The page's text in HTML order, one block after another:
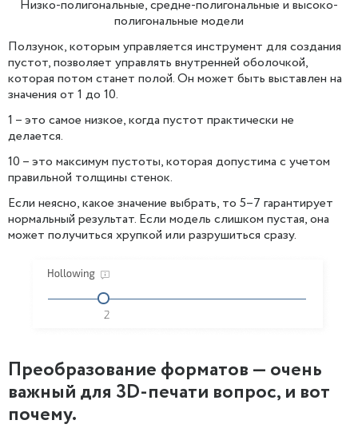
Низко-полигональные, средне-полигональные и высоко-
полигональные модели
Ползунок, которым управляется инструмент для создания
пустот, позволяет управлять внутренней оболочкой,
которая потом станет полой. Он может быть выставлен на
значения от 1 до 10.
1 – это самое низкое, когда пустот практически не
делается.
10 – это максимум пустоты, которая допустима с учетом
правильной толщины стенок.
Если неясно, какое значение выбрать, то 5–7 гарантирует
нормальный результат. Если модель слишком пустая, она
может получиться хрупкой или разрушиться сразу.
Преобразование форматов — очень
важный для 3D-печати вопрос, и вот
почему.